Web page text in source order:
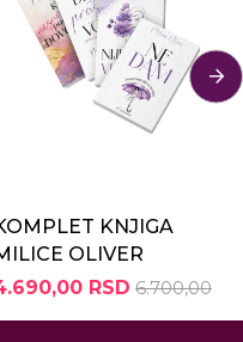
KNJIGA
OLIVER
RSD 6.700,00